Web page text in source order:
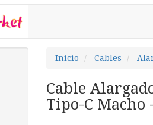
Inicio Cables
Cable
Tipo-C Macho